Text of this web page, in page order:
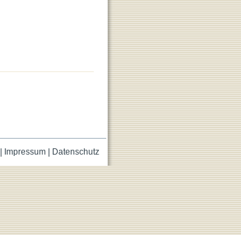
Impressum| Datenschutz